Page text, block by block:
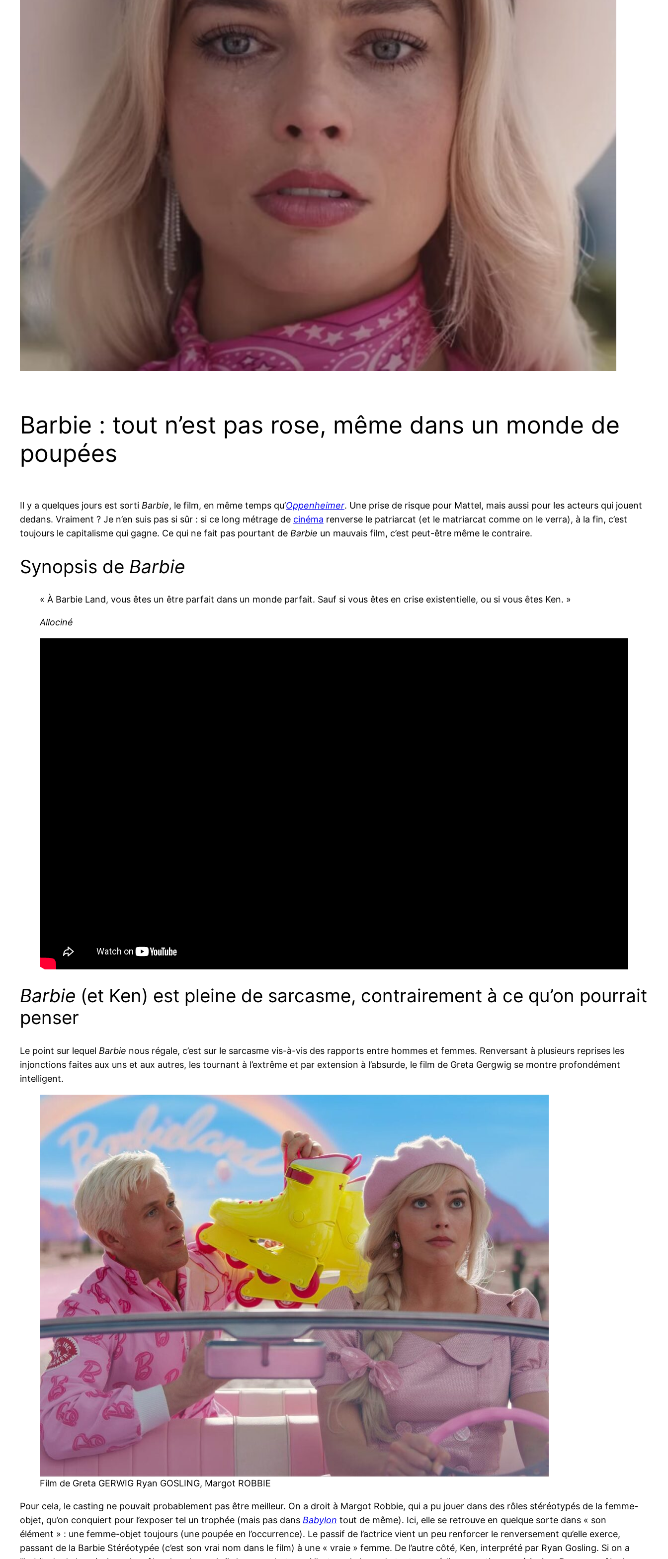
Barbie : tout n’est pas rose, même dans un monde de
poupées
Il y a quelques jours est sorti Barbie, le film, en même temps qu’Oppenheimer. Une prise de risque pour Mattel, mais aussi pour les acteurs qui jouent
dedans. Vraiment ? Je n’en suis pas si sûr : si ce long métrage de cinéma renverse le patriarcat (et le matriarcat comme on le verra), à la fin, c’est
toujours le capitalisme qui gagne. Ce qui ne fait pas pourtant de Barbie un mauvais film, c’est peut-être même le contraire.
Synopsis de Barbie
« À Barbie Land, vous êtes un être parfait dans un monde parfait. Sauf si vous êtes en crise existentielle, ou si vous êtes Ken. »
Allociné
Barbie (et Ken) est pleine de sarcasme, contrairement à ce qu’on pourrait
penser
Le point sur lequel Barbie nous régale, c’est sur le sarcasme vis-à-vis des rapports entre hommes et femmes. Renversant à plusieurs reprises les
injonctions faites aux uns et aux autres, les tournant à l’extrême et par extension à l’absurde, le film de Greta Gergwig se montre profondément
intelligent.
Film de Greta GERWIG Ryan GOSLING, Margot ROBBIE
Pour cela, le casting ne pouvait probablement pas être meilleur. On a droit à Margot Robbie, qui a pu jouer dans des rôles stéréotypés de la femme-
objet, qu’on conquiert pour l’exposer tel un trophée (mais pas dans Babylon tout de même). Ici, elle se retrouve en quelque sorte dans « son
élément » : une femme-objet toujours (une poupée en l’occurrence). Le passif de l’actrice vient un peu renforcer le renversement qu’elle exerce,
passant de la Barbie Stéréotypée (c’est son vrai nom dans le film) à une « vraie » femme. De l’autre côté, Ken, interprété par Ryan Gosling. Si on a